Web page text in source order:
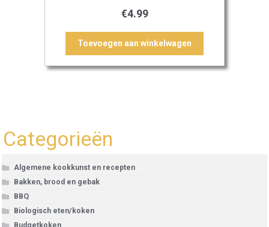
€4.99
Toevoegen aan winkelwagen
Categorieën
Algemene kookkunst en recepten
Bakken, brood en gebak
BBQ
Biologisch eten/koken
Budgetkoken